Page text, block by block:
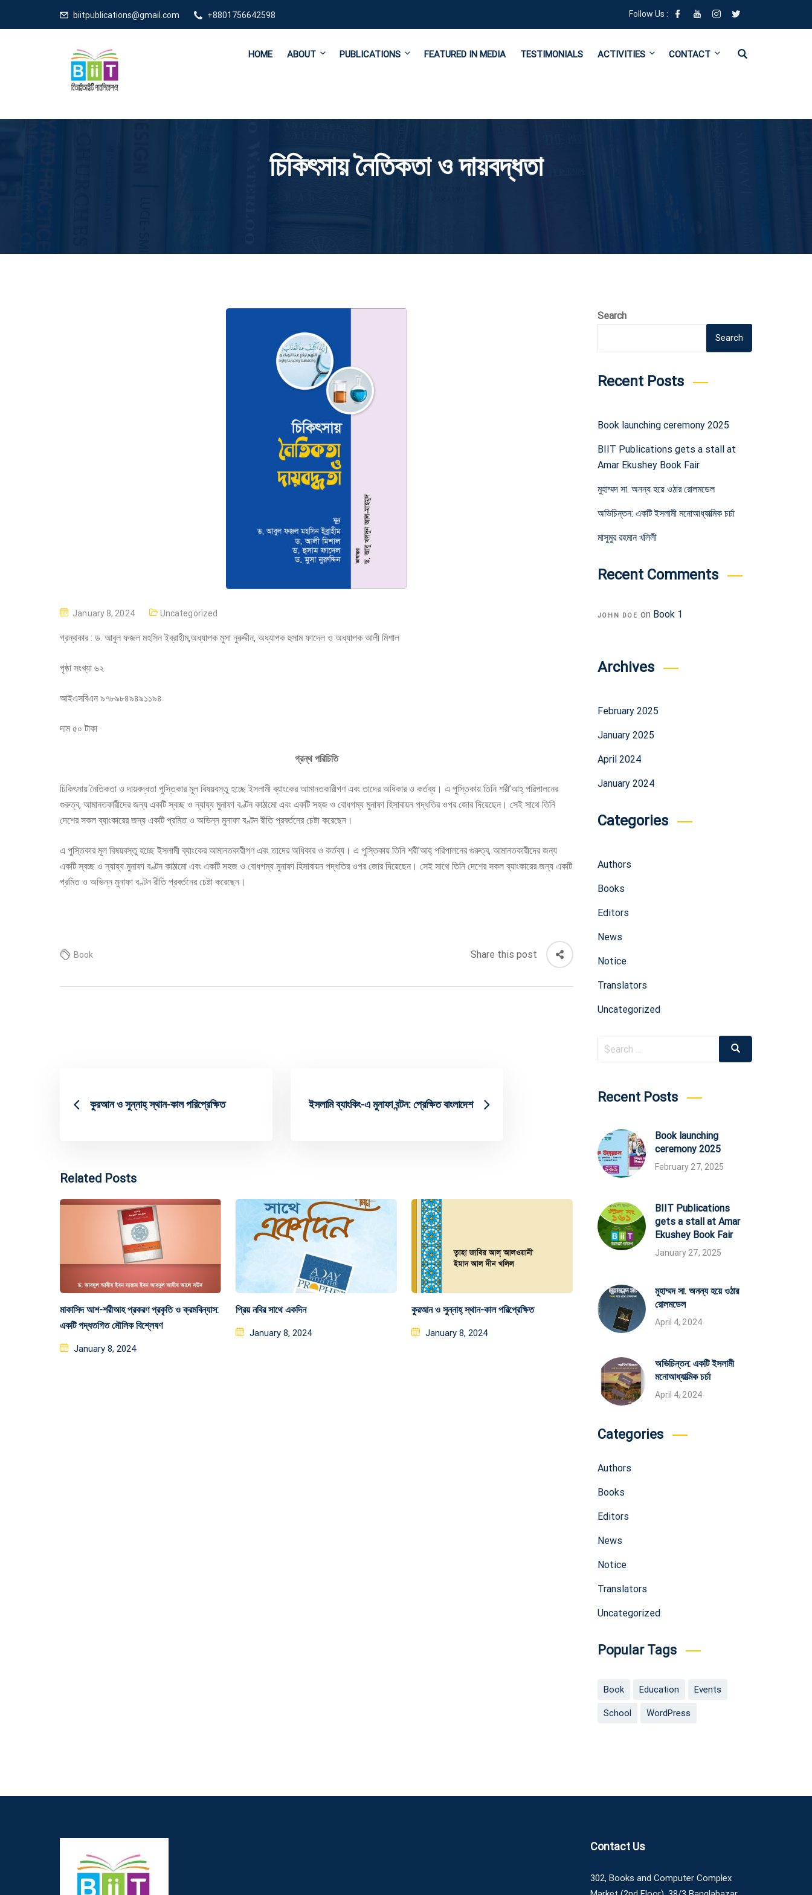
biitpublications@gmail.com +8801756642598 Follow Us :
HOME ABOUT PUBLICATIONS FEATURED IN MEDIA TESTIMONIALS ACTIVITIES CONTACT
চিকিৎসায় নৈতিকতা ও দায়বদ্ধতা
P
S
E
January 8, 2024 Uncategorized
গ্রন্থকার : ড. আবুল ফজল মহসিন ইব্রাহীম,অধ্যাপক মুসা নুরুদ্দীন, অধ্যাপক হুসাম ফাদেল ও অধ্যাপক আলী মিশাল
পৃষ্ঠা সংখ্যা ৬২
আইএসবিএন ৯৭৮৯৮৪৯৪৯১১৯৪
দাম ৫০ টাকা
গ্রন্থ পরিচিতি
চিকিৎসায় নৈতিকতা ও দায়বদ্ধতা পুস্তিকার মূল বিষয়বস্তু হচ্ছে ইসলামী ব্যাংকের আমানতকারীগণ এবং তাদের অধিকার ও কর্তব্য। এ পুস্তিকায় তিনি শরী’আহ্ পরিপালনের
গুরুত্ব, আমানতকারীদের জন্য একটি স্বচ্ছ ও ন্যায্য মুনাফা বণ্টন কাঠামো এবং একটি সহজ ও বোধগম্য মুনাফা হিসাবায়ন পদ্ধতির ওপর জোর দিয়েছেন। সেই সাথে তিনি
দেশের সকল ব্যাংকারের জন্য একটি প্রমিত ও অভিন্ন মুনাফা বণ্টন রীতি প্রবর্তনের চেষ্টা করেছেন।
এ পুস্তিকার মূল বিষয়বস্তু হচ্ছে ইসলামী ব্যাংকের আমানতকারীগণ এবং তাদের অধিকার ও কর্তব্য। এ পুস্তিকায় তিনি শরী’আহ্ পরিপালনের গুরুত্ব, আমানতকারীদের জন্য
একটি স্বচ্ছ ও ন্যায্য মুনাফা বণ্টন কাঠামো এবং একটি সহজ ও বোধগম্য মুনাফা হিসাবায়ন পদ্ধতির ওপর জোর দিয়েছেন। সেই সাথে তিনি দেশের সকল ব্যাংকারের জন্য একটি
প্রমিত ও অভিন্ন মুনাফা বণ্টন রীতি প্রবর্তনের চেষ্টা করেছেন।
Book Share this post
কুরআন ও সুন্নাহ্ স্থান-কাল পরিপ্রেক্ষিত ইসলামি ব্যাংকিং-এ মুনাফা বন্টন: প্রেক্ষিত বাংলাদেশ
Related Posts
মাকাসিদ আশ-শরীআহ প্রকরণ প্রকৃতি ও ক্রমবিন্যাস:
একটি পদ্ধতগিত মৌলিক বিশ্লেষণ
Posted
January 8, 2024
প্রিয় নবির সাথে একদিন
Posted
January 8, 2024
কুরআন ও সুন্নাহ্ স্থান-কাল পরিপ্রেক্ষিত
Posted
January 8, 2024
Search
Search
Recent Posts
Book launching ceremony 2025
BIIT Publications gets a stall at
Amar Ekushey Book Fair
মুহাম্মদ সা. অনন্য হয়ে ওঠার রোলমডেল
অভিচিন্তন: একটি ইসলামী মনোআধ্যাত্মিক চর্চা
মাসুমুর রহমান খলিলী
Recent Comments
JOHN DOE on Book 1
Archives
February 2025
January 2025
April 2024
January 2024
Categories
Authors
Books
Editors
News
Notice
Translators
Uncategorized
Search
for:
Search
Recent Posts
Book launching
ceremony 2025
February 27, 2025
BIIT Publications
gets a stall at Amar
Ekushey Book Fair
January 27, 2025
মুহাম্মদ সা. অনন্য হয়ে ওঠার
রোলমডেল
April 4, 2024
অভিচিন্তন: একটি ইসলামী
মনোআধ্যাত্মিক চর্চা
April 4, 2024
Categories
Authors
Books
Editors
News
Notice
Translators
Uncategorized
Popular Tags
Book Education Events
School WordPress
Contact Us
302, Books and Computer Complex